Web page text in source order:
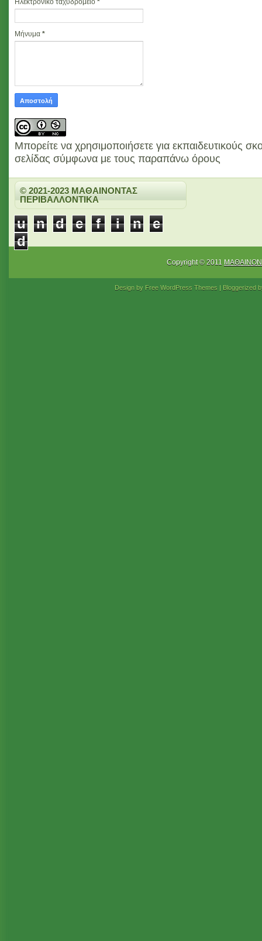
Μήνυμα *
Μπορείτε να χρησιμοποιήσετε για εκπαιδευτικούς
σελίδας σύμφωνα με τους παραπάνω όρους
© 2021-2023 ΜΑΘΑΙΝΟΝΤΑΣ
ΠΕΡΙΒΑΛΛΟΝΤΙΚΑ
u n d e f i n
e
d
Copyright © 2011
Design by Free WordPress Themes | Bloggerized